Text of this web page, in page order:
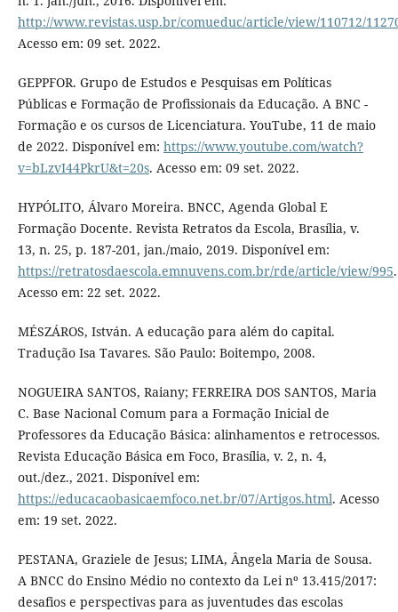
http://www.revistas.usp.br/comueduc/article/view/110712/
Acesso em: 09 set. 2022.
GEPPFOR. Grupo de Estudos e Pesquisas em Políticas
Públicas e Formação de Profissionais da Educação. A BNC -
Formação e os cursos de Licenciatura. YouTube, 11 de maio
de 2022. Disponível em: https://www.youtube.com/watch?
v=bLzvI44PkrU&t=20s. Acesso em: 09 set. 2022.
HYPÓLITO, Álvaro Moreira. BNCC, Agenda Global E
Formação Docente. Revista Retratos da Escola, Brasília, v.
13, n. 25, p. 187-201, jan./maio, 2019. Disponível em:
https://retratosdaescola.emnuvens.com.br/rde/article/view/995.
Acesso em: 22 set. 2022.
MÉSZÁROS, István. A educação para além do capital.
Tradução Isa Tavares. São Paulo: Boitempo, 2008.
NOGUEIRA SANTOS, Raiany; FERREIRA DOS SANTOS, Maria
C. Base Nacional Comum para a Formação Inicial de
Professores da Educação Básica: alinhamentos e retrocessos.
Revista Educação Básica em Foco, Brasília, v. 2, n. 4,
out./dez., 2021. Disponível em:
https://educacaobasicaemfoco.net.br/07/Artigos.html. Acesso
em: 19 set. 2022.
PESTANA, Graziele de Jesus; LIMA, Ângela Maria de Sousa.
A BNCC do Ensino Médio no contexto da Lei nº 13.415/2017:
desafios e perspectivas para as juventudes das escolas